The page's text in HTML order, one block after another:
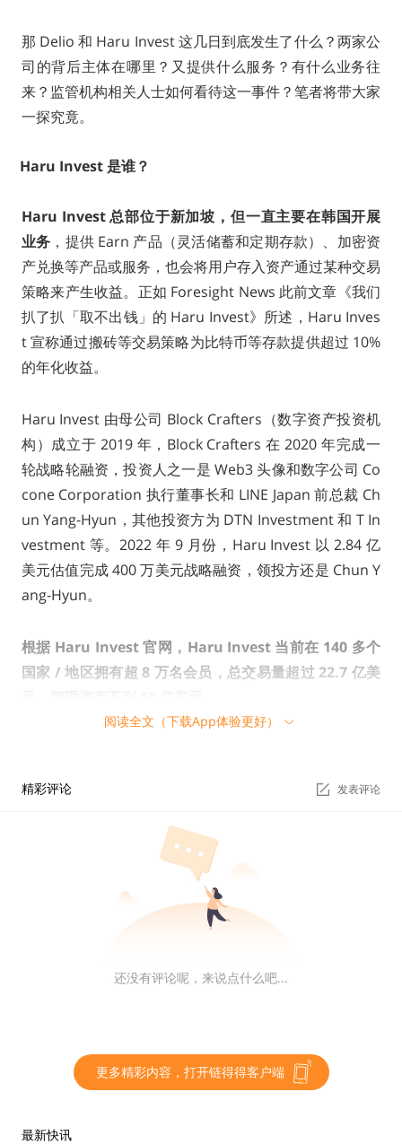
那 Delio 和 Haru Invest 这几日到底发生了什么？两家公
司的背后主体在哪里？又提供什么服务？有什么业务往
来？监管机构相关人士如何看待这一事件？笔者将带大家
一探究竟。
Haru Invest 是谁？
Haru Invest 总部位于新加坡，但一直主要在韩国开展
业务 ，提供 Earn 产品（灵活储蓄和定期存款）、加密资
产兑换等产品或服务，也会将用户存入资产通过某种交易
策略来产生收益。正如 Foresight News 此前文章《我们
扒了扒「取不出钱」的 Haru Invest》所述，Haru Inves
t 宣称通过搬砖等交易策略为比特币等存款提供超过 10%
的年化收益。
Haru Invest 由母公司 Block Crafters（数字资产投资机
构）成立于 2019 年，Block Crafters 在 2020 年完成一
轮战略轮融资，投资人之一是 Web3 头像和数字公司 Co
cone Corporation 执行董事长和 LINE Japan 前总裁 Ch
un Yang-Hyun，其他投资方为 DTN Investment 和 T In
vestment 等。2022 年 9 月份，Haru Invest 以 2.84 亿
美元估值完成 400 万美元战略融资，领投方还是 Chun Y
ang-Hyun。
根据 Haru Invest 官网，Haru Invest 当前在 140 多个
国家 / 地区拥有超 8 万名会员，总交易量超过 22.7 亿美
Delio 创立于 2018 年，是一家加密金融公司，此前于 20
22 年已根据韩国《特别金融法》在完成虚拟资产业务
，也获得了美国货币服务业务（MSB）牌照。根据官
网，Delio 提供存款（存入资产赚取收益）、借贷、质
押、兑换等服务，还为企业、机构、大户提供资产托管服
务。Delio 官网表示，其资产托管服务中能提供最高 12%
美元的资产供应合同，Delio 将获得两家公司价值 6 亿美
元的比特币、ETH 和 USDT 资产供应，Delio 计划利用这
度。此外 Delio 也在与 BlockFi 讨论加密金融业务上的合
阅读全文（下载App体验更好）
精彩评论 发表评论
还没有评论呢，来说点什么吧...
更多精彩内容，打开链得得客户端
最新快讯